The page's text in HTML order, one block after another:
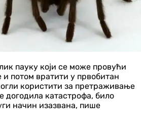
пауку који се може провући
потом вратити у првобитан
користити за претраживање
догодила катастрофа, било
начин изазвана, пише